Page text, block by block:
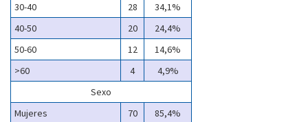
30-40
28
34,1%
40-50
20
24,4%
50-60
12
14,6%
>60
4
4,9%
Sexo
Mujeres
70
85,4%